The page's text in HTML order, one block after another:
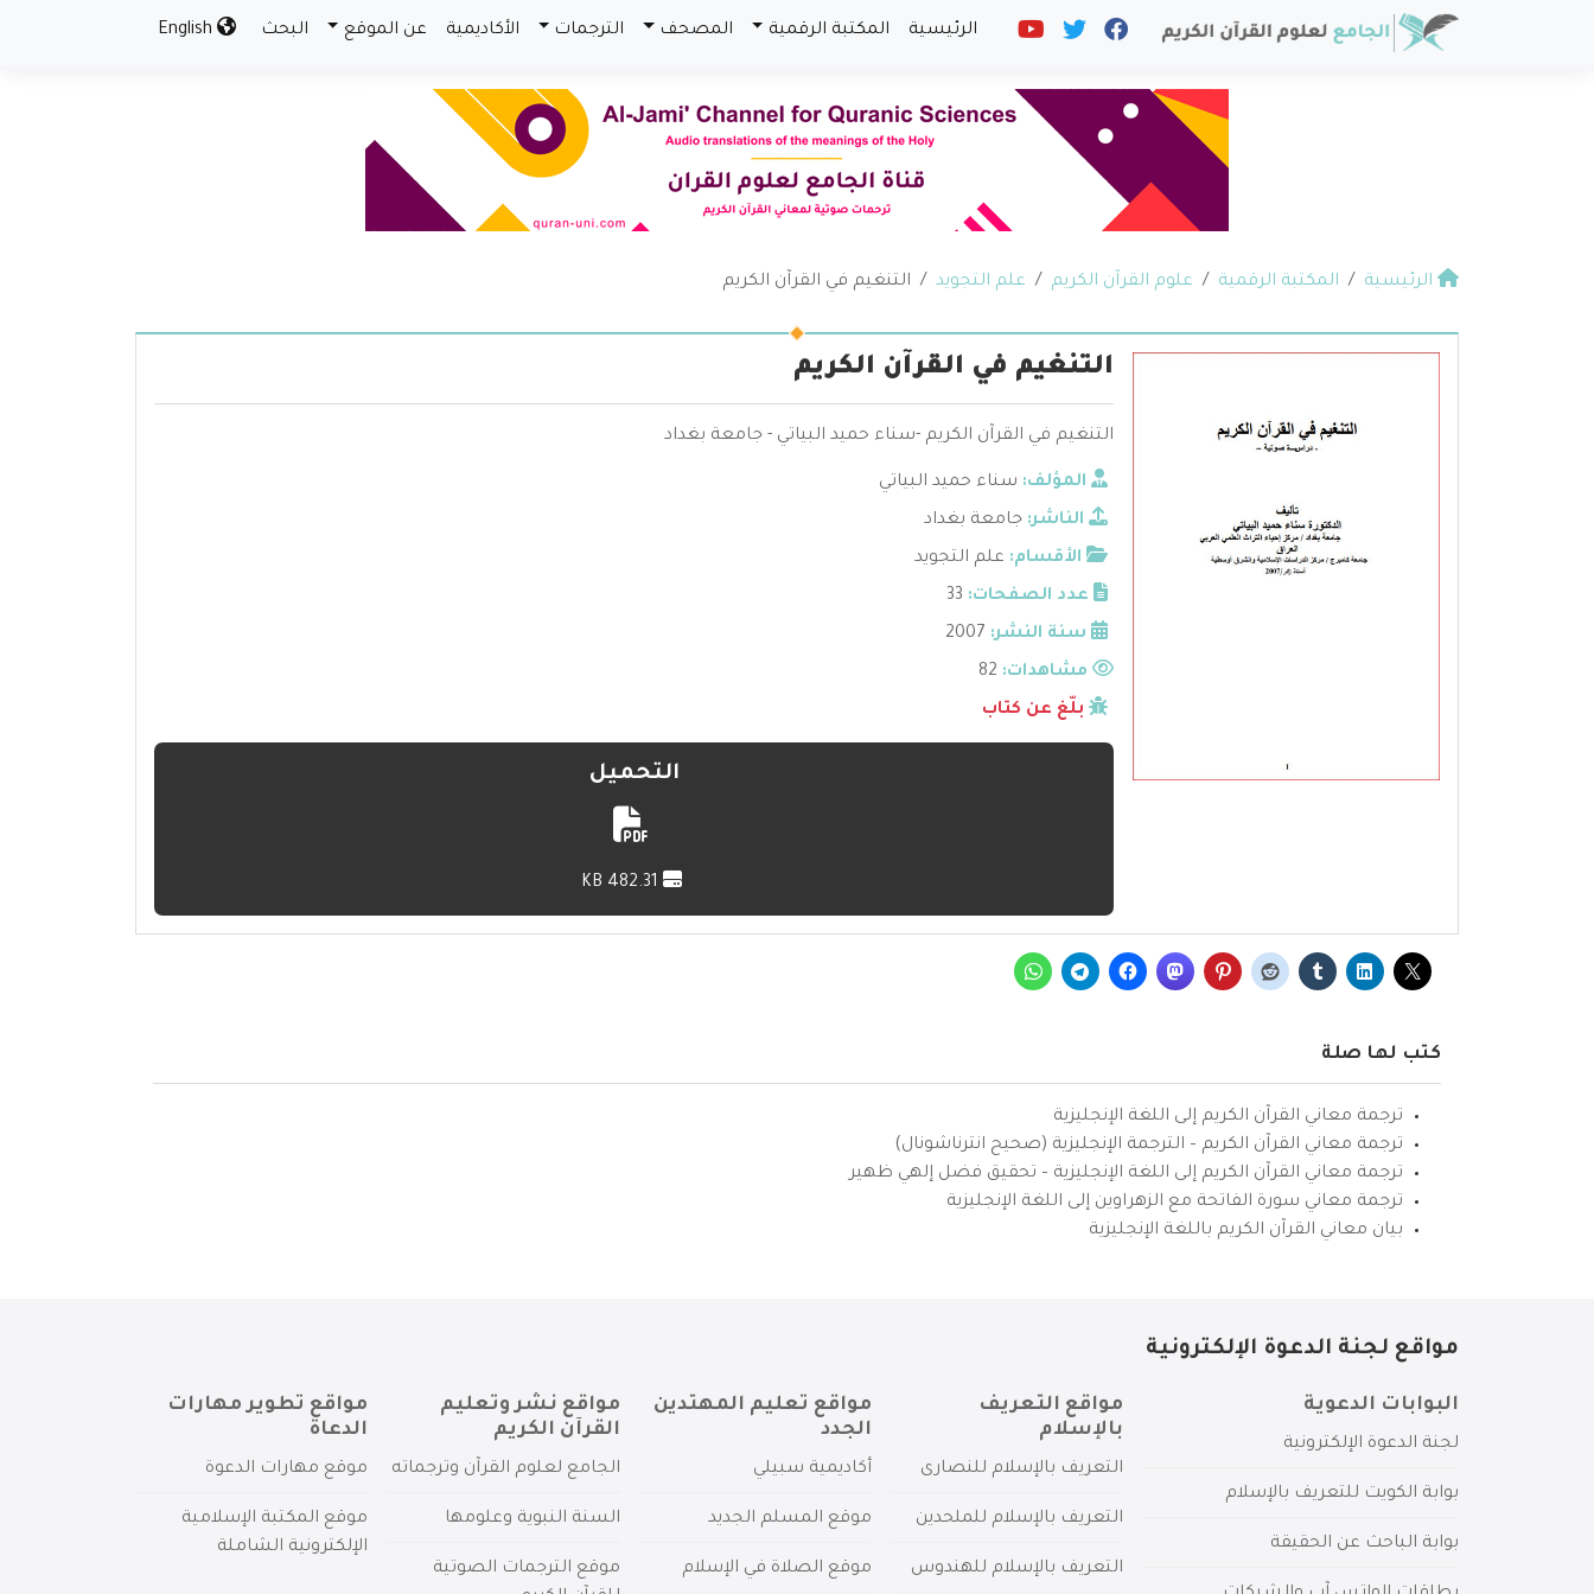
الرئيسية المكتبة الرقمية المصحف الترجمات الأكاديمية عن الموقع البحث
الرئيسية المكتبة الرقمية علوم القرآن الكريم علم التجويد التنغيم في القرآن الكريم
التنغيم في القرآن الكريم
التنغيم في القرآن الكريم -سناء حميد البياتي - جامعة بغداد
المؤلف: سناء حميد البياتي
الناشر: جامعة بغداد
الأقسام: علم التجويد
عدد الصفحات: 33
سنة النشر: 2007
مشاهدات:
بلّغ عن كتاب
التحميل
كتب لها صلة
ترجمة معاني القرآن الكريم إلى اللغة الإنجليزية
ترجمة معاني القرآن الكريم – الترجمة الإنجليزية (صحيح انترناشونال)
ترجمة معاني القرآن الكريم إلى اللغة الإنجليزية – تحقيق فضل إلهي ظهير
ترجمة معاني سورة الفاتحة مع الزهراوين إلى اللغة الإنجليزية
بيان معاني القرآن الكريم باللغة الإنجليزية
مواقع لجنة الدعوة الإلكترونية
البوابات الدعوية
لجنة الدعوة الإلكترونية
بوابة الكويت للتعريف بالإسلام
بوابة الباحث عن الحقيقة
مواقع التعريف
بالإسلام
التعريف بالإسلام للنصارى
التعريف بالإسلام للملحدين
التعريف بالإسلام للهندوس
مواقع تعليم المهتدين
الجدد
أكاديمية سبيلي
موقع المسلم الجديد
موقع الصلاة في الإسلام
مواقع نشر وتعليم
القرآن الكريم
الجامع لعلوم القرآن وترجماته
السنة النبوية وعلومها
موقع الترجمات الصوتية
مواقع تطوير مهارات
الدعاة
موقع مهارات الدعوة
موقع المكتبة الإسلامية
الإلكترونية الشاملة